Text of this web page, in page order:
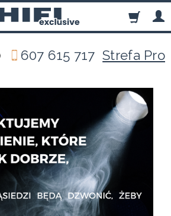
607 615 717Strefa Pro